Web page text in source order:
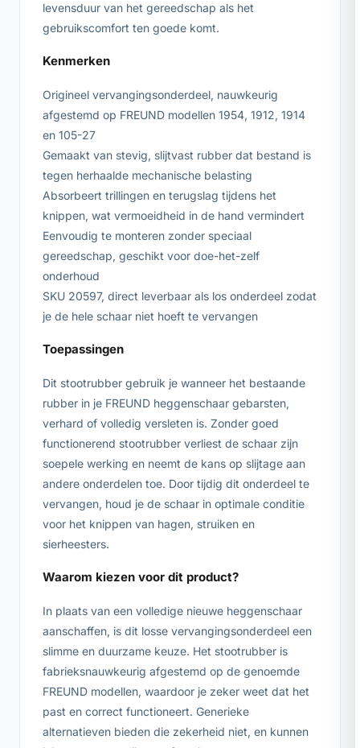
levensduur van het gereedschap als het
gebruikscomfort ten goede komt.
Kenmerken
Origineel vervangingsonderdeel, nauwkeurig
afgestemd op FREUND modellen 1954, 1912, 1914
en 105-27
Gemaakt van stevig, slijtvast rubber dat bestand is
tegen herhaalde mechanische belasting
Absorbeert trillingen en terugslag tijdens het
knippen, wat vermoeidheid in de hand vermindert
Eenvoudig te monteren zonder speciaal
gereedschap, geschikt voor doe-het-zelf
onderhoud
SKU 20597, direct leverbaar als los onderdeel zodat
je de hele schaar niet hoeft te vervangen
Toepassingen
Dit stootrubber gebruik je wanneer het bestaande
rubber in je FREUND heggenschaar gebarsten,
verhard of volledig versleten is. Zonder goed
functionerend stootrubber verliest de schaar zijn
soepele werking en neemt de kans op slijtage aan
andere onderdelen toe. Door tijdig dit onderdeel te
vervangen, houd je de schaar in optimale conditie
voor het knippen van hagen, struiken en
sierheesters.
Waarom kiezen voor dit product?
In plaats van een volledige nieuwe heggenschaar
aanschaffen, is dit losse vervangingsonderdeel een
slimme en duurzame keuze. Het stootrubber is
fabrieksnauwkeurig afgestemd op de genoemde
FREUND modellen, waardoor je zeker weet dat het
past en correct functioneert. Generieke
alternatieven bieden die zekerheid niet, en kunnen